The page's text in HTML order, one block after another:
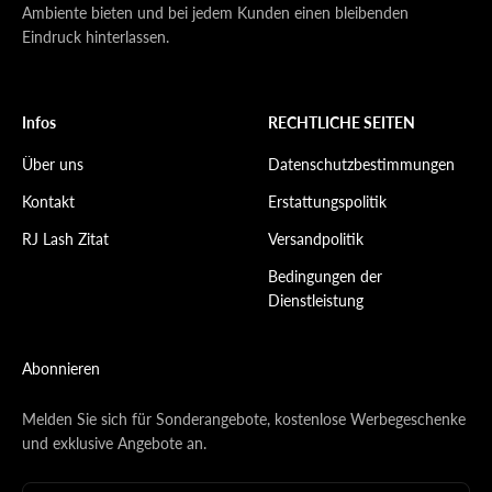
Ambiente bieten und bei jedem Kunden einen bleibenden
Eindruck hinterlassen.
Infos
Über uns
Kontakt
RJ Lash Zitat
RECHTLICHE SEITEN
Datenschutzbestimmungen
Erstattungspolitik
Versandpolitik
Bedingungen der
Dienstleistung
Abonnieren
Melden Sie sich für Sonderangebote, kostenlose Werbegeschenke
und exklusive Angebote an.